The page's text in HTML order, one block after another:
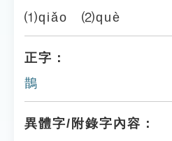
⑴qiǎo ⑵què
正字：
鵲
異體字/附錄字內容：